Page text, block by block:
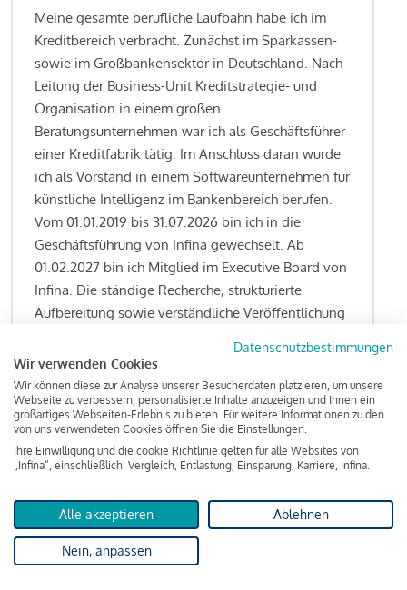
Meine gesamte berufliche Laufbahn habe ich im
Kreditbereich verbracht. Zunächst im Sparkassen-
sowie im Großbankensektor in Deutschland. Nach
Leitung der Business-Unit Kreditstrategie- und
Organisation in einem großen
Beratungsunternehmen war ich als Geschäftsführer
einer Kreditfabrik tätig. Im Anschluss daran wurde
ich als Vorstand in einem Softwareunternehmen für
künstliche Intelligenz im Bankenbereich berufen.
Vom 01.01.2019 bis 31.07.2026 bin ich in die
Geschäftsführung von Infina gewechselt. Ab
01.02.2027 bin ich Mitglied im Executive Board von
Infina. Die ständige Recherche, strukturierte
Aufbereitung sowie verständliche Veröffentlichung
Kreditgeschäft gehören zu den wesentlichen
Schwerpunktsetzungen meiner Funktion.
Lesen Sie meine Finanzierungs-Tipps
KreditindexDas Wohnkredit Barometer
Datenschutzbestimmungen
Wir verwenden Cookies
Wir können diese zur Analyse unserer Besucherdaten platzieren, um unsere
Webseite zu verbessern, personalisierte Inhalte anzuzeigen und Ihnen ein
großartiges Webseiten-Erlebnis zu bieten. Für weitere Informationen zu den
von uns verwendeten Cookies öffnen Sie die Einstellungen.
Ihre Einwilligung und die cookie Richtlinie gelten für alle Websites von
„Infina“, einschließlich: Vergleich, Entlastung, Einsparung, Karriere, Infina.
Alle akzeptieren Ablehnen
Nein, anpassen